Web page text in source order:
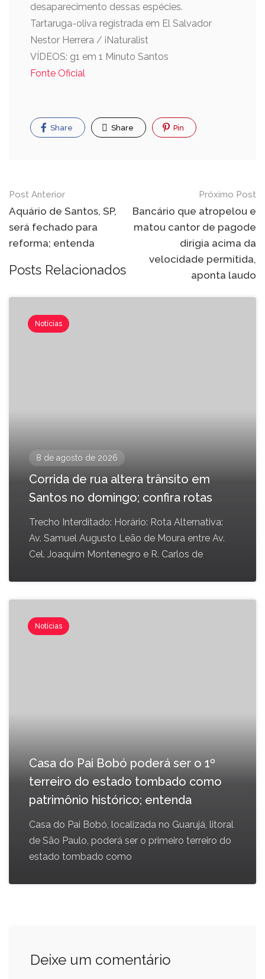
desaparecimento dessas espécies.
Tartaruga-oliva registrada em El Salvador
Nestor Herrera / iNaturalist
VÍDEOS: g1 em 1 Minuto Santos
Fonte Oficial
Share Share Pin
Navegação
de
Post
Post Anterior
Aquário de Santos, SP,
será fechado para
reforma; entenda
Próximo Post
Bancário que atropelou e
matou cantor de pagode
dirigia acima da
velocidade permitida,
aponta laudo
Posts Relacionados
Notícias
8 de agosto de 2026
Corrida de rua altera trânsito em
Santos no domingo; confira rotas
Trecho Interditado: Horário: Rota Alternativa:
Av. Samuel Augusto Leão de Moura entre Av.
Cel. Joaquim Montenegro e R. Carlos de
Notícias
Casa do Pai Bobó poderá ser o 1º
terreiro do estado tombado como
patrimônio histórico; entenda
Casa do Pai Bobó, localizada no Guarujá, litoral
de São Paulo, poderá ser o primeiro terreiro do
estado tombado como
Deixe um comentário